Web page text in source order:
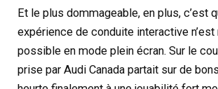
Et le plus dommageable, en plus, c’est
expérience de conduite interactive
possible en mode plein écran. Sur le
prise par Audi Canada partait sur de